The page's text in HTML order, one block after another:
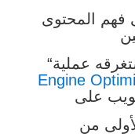
المحتوى
Engine
على